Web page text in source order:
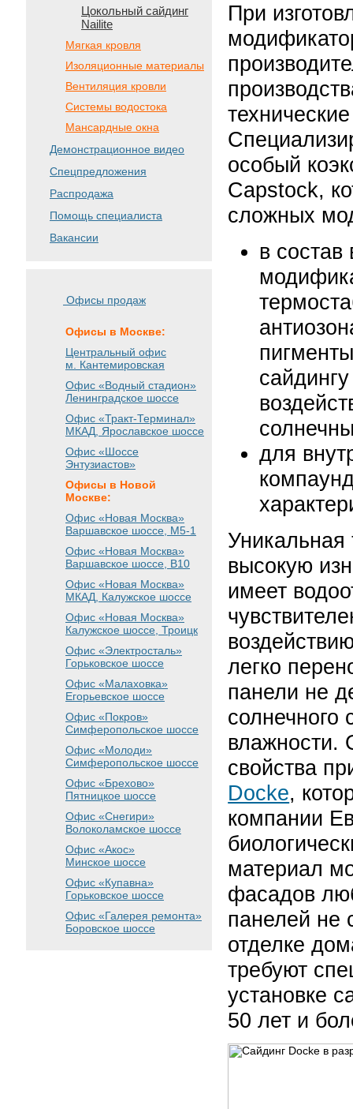
Цокольный сайдинг
Nailite
Мягкая кровля
Изоляционные материалы
Вентиляция кровли
Системы водостока
Мансардные окна
Демонстрационное видео
Спецпредложения
Распродажа
Помощь специалиста
Вакансии
Офисы продаж
Офисы в Москве:
Центральный офис
м. Кантемировская
Офис «Водный стадион»
Ленинградское шоссе
Офис «Тракт-Терминал»
МКАД, Ярославское шоссе
Офис «Шоссе
Энтузиастов»
Офисы в Новой
Москве:
Офис «Новая Москва»
Варшавское шоссе , М5-1
Офис «Новая Москва»
Варшавское шоссе , B10
Офис «Новая Москва»
МКАД, Калужское шоссе
Офис «Новая Москва»
Калужское шоссе, Троицк
Офис «Электросталь»
Горьковское шоссе
Офис «Малаховка»
Егорьевское шоссе
Офис «Покров»
Симферопольское шоссе
Офис «Молоди»
Симферопольское шоссе
Офис «Брехово»
Пятницкое шоссе
Офис «Снегири»
Волоколамское шоссе
Офис «Акос»
Минское шоссе
Офис «Купавна»
Горьковское шоссе
Офис «Галерея ремонта»
Боровское шоссе
При
особый
Capstock,
сложных
в состав
для
Уникальная
высокую
имеет
легко
панели не
солнечного
влажности.
свойства
Docke,
компании
материал
фасадов
панелей не
отделке
требуют
установке
50 лет и